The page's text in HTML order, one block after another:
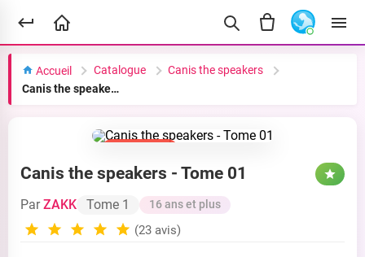
Accueil Catalogue
Canis the speakers
Canis the speakers - Tome 01
Canis the speakers - Tome 01
ParZAKK Tome 1 16 ans et plus
(23 avis)